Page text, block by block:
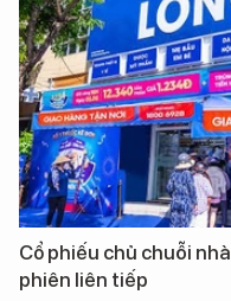
Cổ phiếu chủ chuỗi
phiên liên tiếp